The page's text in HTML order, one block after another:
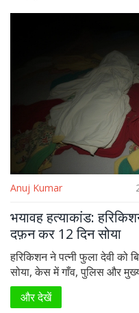
Anuj Kumar
भयावह हत्याकांड:
दफ़न कर 12 दिन सोया
हरिकिशन ने पत्नी फुला देवी
सोया, केस में गाँव, पुलिस और
और देखें